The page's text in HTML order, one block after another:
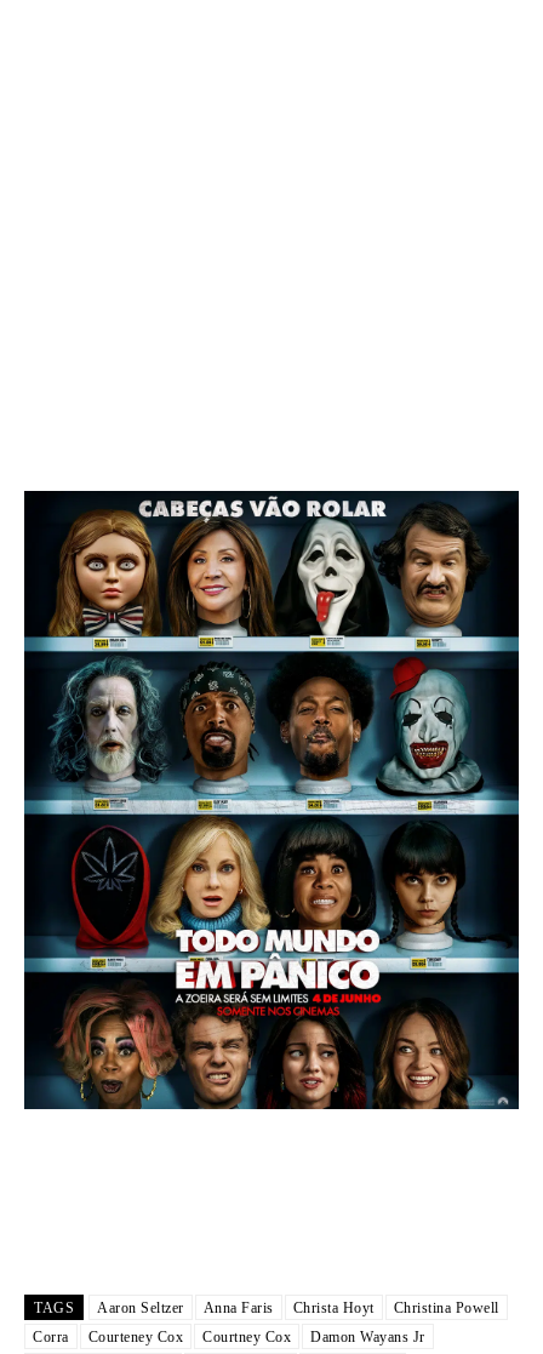
TAGS Aaron Seltzer Anna Faris Christa Hoyt
Christina Powell
Corra
Courteney Cox Courtney Cox
Damon Wayans Jr